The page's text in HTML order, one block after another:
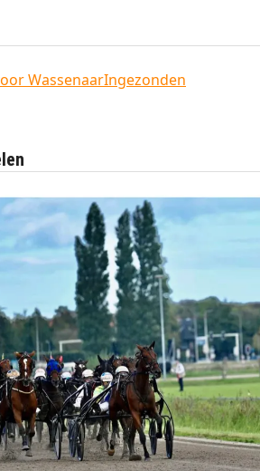
WassenaarIngezonden